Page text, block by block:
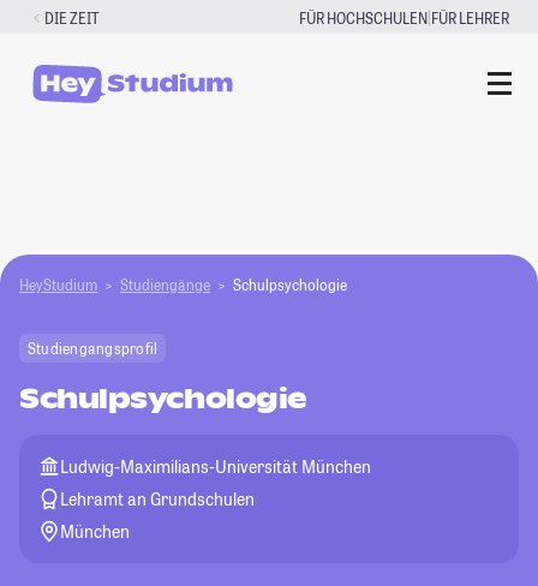
Zum
springen
DIE ZEIT FÜR HOCHSCHULEN|FÜR LEHRER
HeyStudium Studiengänge Schulpsychologie
Studiengangsprofil
Schulpsychologie
Ludwig-Maximilians-Universität München
Lehramt an Grundschulen
München